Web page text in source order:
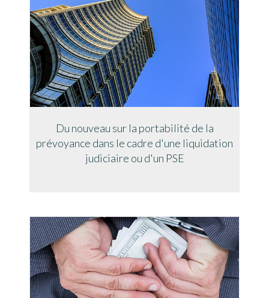
Du nouveau sur la portabilité de la
prévoyance dans le cadre d'une liquidation
judiciaire ou d'un PSE